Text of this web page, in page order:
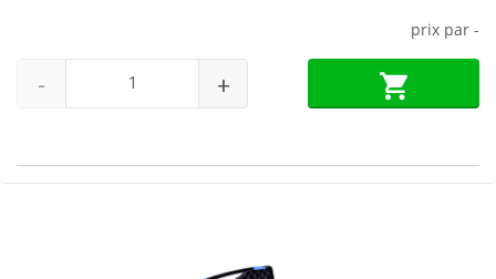
prix par -
- +